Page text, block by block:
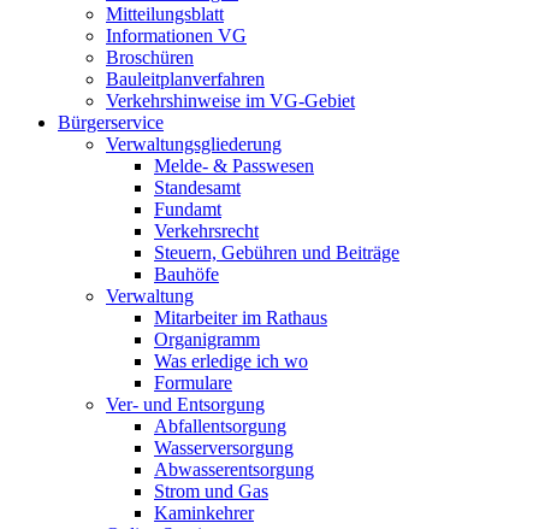
Mitteilungsblatt
Informationen VG
Broschüren
Bauleitplanverfahren
Verkehrshinweise im VG-Gebiet
Bürgerservice
Verwaltungsgliederung
Melde- & Passwesen
Standesamt
Fundamt
Verkehrsrecht
Steuern, Gebühren und Beiträge
Bauhöfe
Verwaltung
Mitarbeiter im Rathaus
Organigramm
Was erledige ich wo
Formulare
Ver- und Entsorgung
Abfallentsorgung
Wasserversorgung
Abwasserentsorgung
Strom und Gas
Kaminkehrer